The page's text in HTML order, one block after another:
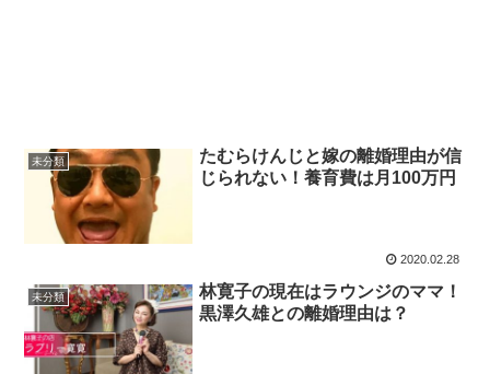
未分類
たむらけんじと嫁の離婚理由が信
じられない！養育費は月100万円
2020.02.28
未分類
林寛子の現在はラウンジのママ！
黒澤久雄との離婚理由は？